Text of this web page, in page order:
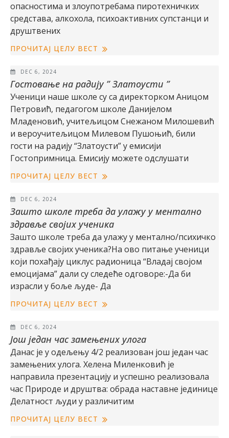
опасностима и злоупотребама пиротехничких
средстава, алкохола, психоактивних супстанци и
друштвених
ПРОЧИТАЈ ЦЕЛУ ВЕСТ
DEC 6, 2024
Гостовање на радију ” Златоусти ”
Ученици наше школе су са директорком Аницом
Петровић, педагогом школе Данијелом
Младеновић, учитељицом Снежаном Милошевић
и вероучитељицом Милевом Пушоњић, били
гости на радију “Златоусти” у емисији
Гостопримница. Емисију можете одслушати
ПРОЧИТАЈ ЦЕЛУ ВЕСТ
DEC 6, 2024
Зашто школе треба да улажу у ментално
здравље својих ученика
Зашто школе треба да улажу у ментално/психичко
здравље својих ученика?На ово питање ученици
који похађају циклус радионица “Владај својом
емоцијама” дали су следеће одговоре:-Да би
израсли у боље људе- Да
ПРОЧИТАЈ ЦЕЛУ ВЕСТ
DEC 6, 2024
Још један час замењених улога
Данас је у одељењу 4/2 реализован још један час
замењених улога. Хелена Миленковић је
направила презентацију и успешно реализовала
час Природе и друштва: обрада наставне јединице
Делатност људи у различитим
ПРОЧИТАЈ ЦЕЛУ ВЕСТ